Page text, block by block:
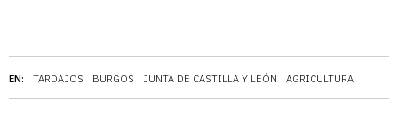
EN: TARDAJOS BURGOS JUNTA DE CASTILLA Y LEÓN AGRICULTURA